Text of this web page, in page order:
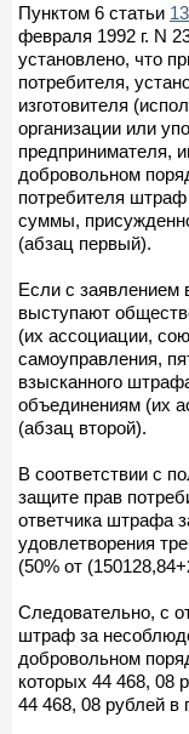
Пунктом 6 статьи 13
февраля 1992 г. N
установлено, что
потребителя,
изготовителя
организации или
предпринимателя,
добровольном
потребителя штраф
суммы,
(абзац первый).
Если с заявлением
выступают
(их ассоциации,
самоуправления,
взысканного
объединениям (их
(абзац второй).
В соответствии с
защите прав
ответчика штрафа
удовлетворения
(50% от
Следовательно, с
штраф за
добровольном
которых 44 468, 08
44 468, 08 рублей